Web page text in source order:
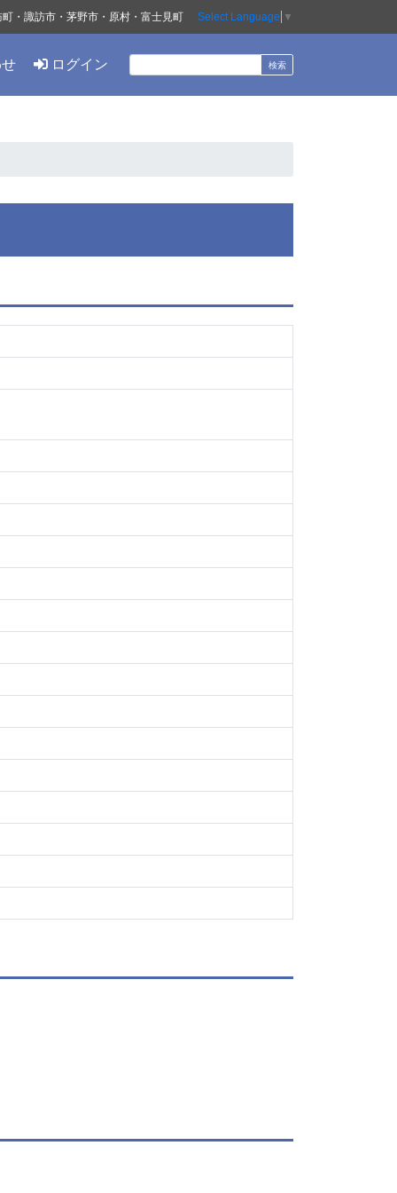
ログイン
・諏訪市・茅野市・原村・富士見町 Select Language ▼